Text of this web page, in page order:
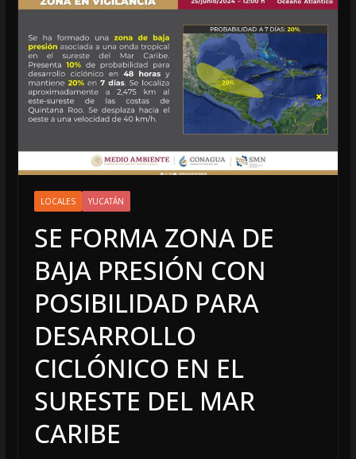
LOCALES YUCATÁN
SE FORMA ZONA DE
BAJA PRESIÓN CON
POSIBILIDAD PARA
DESARROLLO
CICLÓNICO EN EL
SURESTE DEL MAR
CARIBE